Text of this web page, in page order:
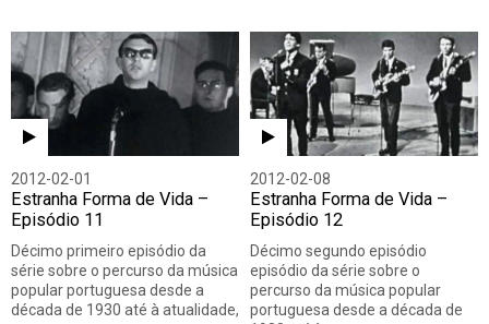
2012-02-01
Estranha Forma de Vida –
Episódio 11
Décimo primeiro episódio da
série sobre o percurso da música
popular portuguesa desde a
década de 1930 até à atualidade,
2012-02-08
Estranha Forma de Vida –
Episódio 12
Décimo segundo episódio
episódio da série sobre o
percurso da música popular
portuguesa desde a década de